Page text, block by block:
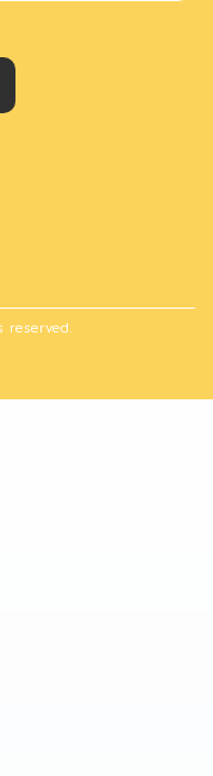
reserved.